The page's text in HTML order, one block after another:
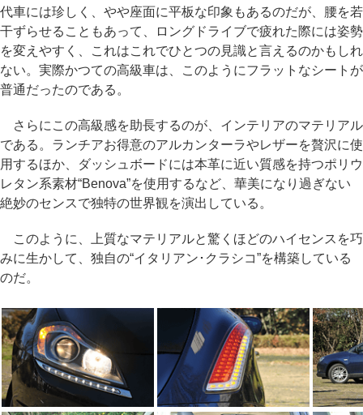
代車には珍しく、やや座面に平板な印象もあるのだが、腰を若
干ずらせることもあって、ロングドライブで疲れた際には姿勢
を変えやすく、これはこれでひとつの見識と言えるのかもしれ
ない。実際かつての高級車は、このようにフラットなシートが
普通だったのである。
さらにこの高級感を助長するのが、インテリアのマテリアル
である。ランチアお得意のアルカンターラやレザーを贅沢に使
用するほか、ダッシュボードには本革に近い質感を持つポリウ
レタン系素材“Benova”を使用するなど、華美になり過ぎない
絶妙のセンスで独特の世界観を演出している。
このように、上質なマテリアルと驚くほどのハイセンスを巧
みに生かして、独自の“イタリアン･クラシコ”を構築している
のだ。